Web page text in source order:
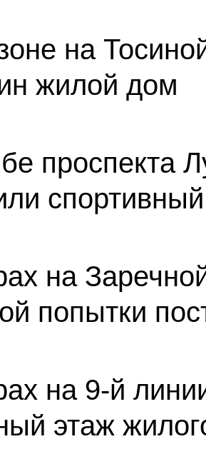
на
жилой дом
проспекта
на
попытки
на 9-й
этаж